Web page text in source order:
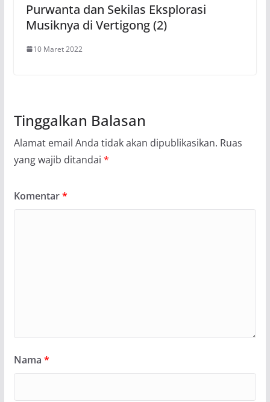
Purwanta dan Sekilas Eksplorasi
Musiknya di Vertigong (2)
10 Maret 2022
Tinggalkan Balasan
Alamat email Anda tidak akan dipublikasikan. Ruas
yang wajib ditandai *
Komentar*
Nama *